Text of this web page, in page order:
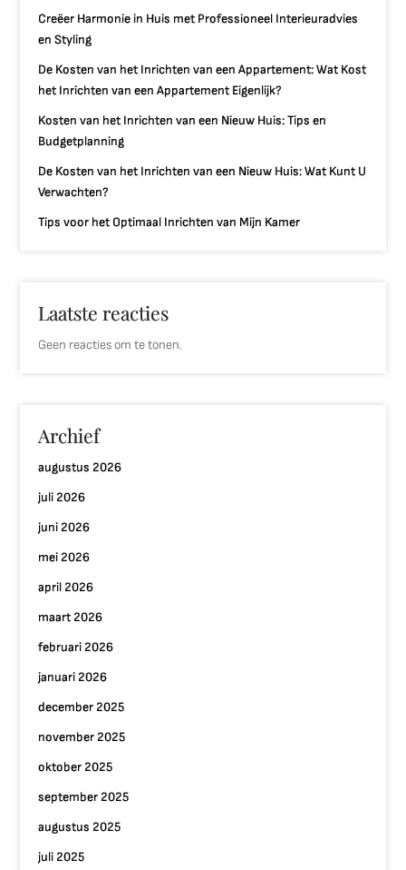
Creëer Harmonie in Huis met Professioneel Interieuradvies
en Styling
De Kosten van het Inrichten van een Appartement: Wat Kost
het Inrichten van een Appartement Eigenlijk?
Kosten van het Inrichten van een Nieuw Huis: Tips en
Budgetplanning
De Kosten van het Inrichten van een Nieuw Huis: Wat Kunt U
Verwachten?
Tips voor het Optimaal Inrichten van Mijn Kamer
Laatste reacties
Geen reacties om te tonen.
Archief
augustus 2026
juli 2026
juni 2026
mei 2026
april 2026
maart 2026
februari 2026
januari 2026
december 2025
november 2025
oktober 2025
september 2025
augustus 2025
juli 2025